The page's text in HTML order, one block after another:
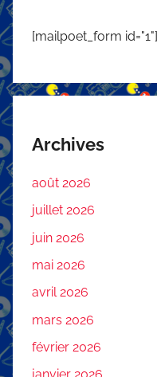
[mailpoet_form id="1"]
Archives
août 2026
juillet 2026
juin 2026
mai 2026
avril 2026
mars 2026
février 2026